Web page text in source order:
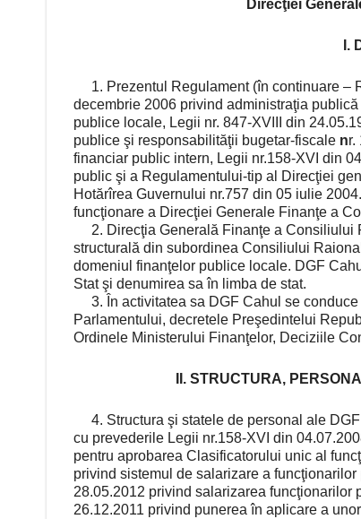
Direcţiei
I.
1. Prezentul Regulament (în continuare –
decembrie 2006 privind administraţia
publice locale, Legii nr. 847-XVIII din
publice şi responsabilităţii bugetar-fiscale nr.
financiar public intern, Legii nr.158-XVI din
public şi a Regulamentului-tip al Direcţiei
Hotărîrea Guvernului nr.757 din 05 iulie
funcţionare a Direcţiei Generale Finanţe a
2. Direcţia Generală Finanţe a Consiliului
structurală din subordinea Consiliului
domeniul finanţelor publice locale. DGF
Stat şi denumirea sa în limba de stat.
3. În activitatea sa DGF Cahul se
Parlamentului, decretele Preşedintelui
Ordinele Ministerului Finanţelor, Deciziile
II. STRUCTURA,
4. Structura şi statele de personal ale
cu prevederile Legii nr.158-XVI din
pentru aprobarea Clasificatorului unic al
privind sistemul de salarizare a
28.05.2012 privind salarizarea
26.12.2011 privind punerea în aplicare a